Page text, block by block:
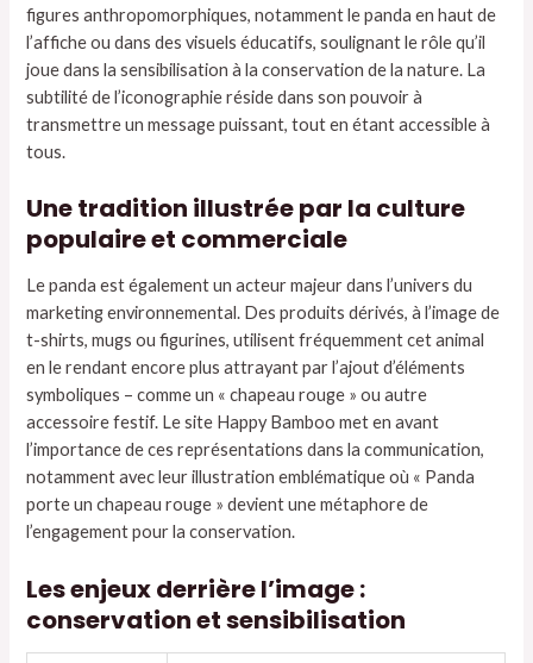
figures anthropomorphiques, notamment le panda en haut de
l’affiche ou dans des visuels éducatifs, soulignant le rôle qu’il
joue dans la sensibilisation à la conservation de la nature. La
subtilité de l’iconographie réside dans son pouvoir à
transmettre un message puissant, tout en étant accessible à
tous.
Une tradition illustrée par la culture
populaire et commerciale
Le panda est également un acteur majeur dans l’univers du
marketing environnemental. Des produits dérivés, à l’image de
t-shirts, mugs ou figurines, utilisent fréquemment cet animal
en le rendant encore plus attrayant par l’ajout d’éléments
symboliques – comme un « chapeau rouge » ou autre
accessoire festif. Le site Happy Bamboo met en avant
l’importance de ces représentations dans la communication,
notamment avec leur illustration emblématique où « Panda
porte un chapeau rouge » devient une métaphore de
l’engagement pour la conservation.
Les enjeux derrière l’image :
conservation et sensibilisation